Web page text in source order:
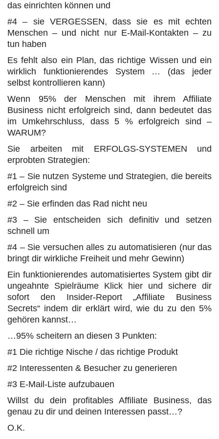
das einrichten können und
#4 – sie VERGESSEN, dass sie es mit echten
Menschen – und nicht nur E-Mail-Kontakten – zu
tun haben
Es fehlt also ein Plan, das richtige Wissen und ein
wirklich funktionierendes System … (das jeder
selbst kontrollieren kann)
Wenn 95% der Menschen mit ihrem Affiliate
Business nicht erfolgreich sind, dann bedeutet das
im Umkehrschluss, dass 5 % erfolgreich sind –
WARUM?
Sie arbeiten mit ERFOLGS-SYSTEMEN und
erprobten Strategien:
#1 – Sie nutzen Systeme und Strategien, die bereits
erfolgreich sind
#2 – Sie erfinden das Rad nicht neu
#3 – Sie entscheiden sich definitiv und setzen
schnell um
#4 – Sie versuchen alles zu automatisieren (nur das
bringt dir wirkliche Freiheit und mehr Gewinn)
Ein funktionierendes automatisiertes System gibt dir
ungeahnte Spielräume Klick hier und sichere dir
sofort den Insider-Report „Affiliate Business
Secrets“ indem dir erklärt wird, wie du zu den 5%
gehören kannst…
…95% scheitern an diesen 3 Punkten:
#1 Die richtige Nische / das richtige Produkt
#2 Interessenten & Besucher zu generieren
#3 E-Mail-Liste aufzubauen
Willst du dein profitables Affiliate Business, das
genau zu dir und deinen Interessen passt…?
O.K.